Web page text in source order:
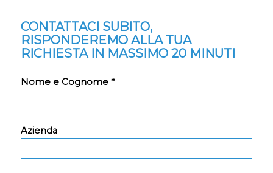
CONTATTACI SUBITO,
RISPONDEREMO ALLA TUA
RICHIESTA IN MASSIMO 20 MINUTI
Nome e Cognome *
Azienda